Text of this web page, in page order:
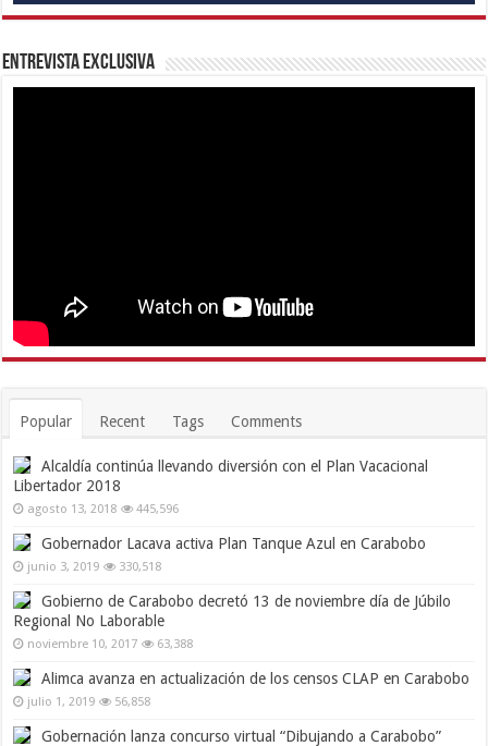
Entrevista Exclusiva
Popular Recent Tags Comments
Alcaldía continúa llevando diversión con el Plan Vacacional
Libertador 2018
agosto 13, 2018 445,596
Gobernador Lacava activa Plan Tanque Azul en Carabobo
junio 3, 2019 330,518
Gobierno de Carabobo decretó 13 de noviembre día de Júbilo
Regional No Laborable
noviembre 10, 2017 63,388
Alimca avanza en actualización de los censos CLAP en Carabobo
julio 1, 2019 56,858
Gobernación lanza concurso virtual “Dibujando a Carabobo”